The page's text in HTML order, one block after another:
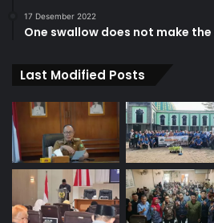
17 Desember 2022
One swallow does not make
Last Modified Posts